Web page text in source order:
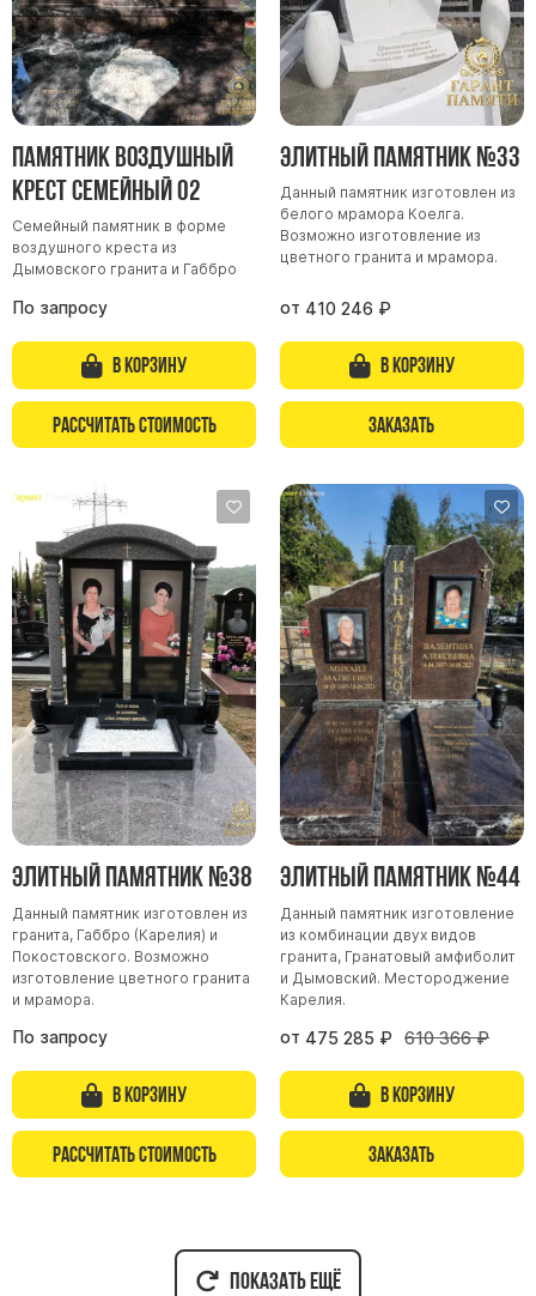
Памятник Воздушный
крест семейный 02
Семейный памятник в форме
воздушного креста из
Дымовского гранита и Габбро
По запросу
В корзину
Рассчитать стоимость
Элитный памятник №33
Данный памятник изготовлен из
белого мрамора Коелга.
Возможно изготовление из
цветного гранита и мрамора.
от 410 246 ₽
В корзину
Заказать
Элитный памятник №38
Данный памятник изготовлен из
гранита, Габбро (Карелия) и
Покостовского. Возможно
изготовление цветного гранита
и мрамора.
По запросу
В корзину
Рассчитать стоимость
Элитный памятник №44
Данный памятник изготовление
из комбинации двух видов
гранита, Гранатовый амфиболит
и Дымовский. Местороджение
Карелия.
от 475 285 ₽ 610 366 ₽
В корзину
Заказать
Показать ещё